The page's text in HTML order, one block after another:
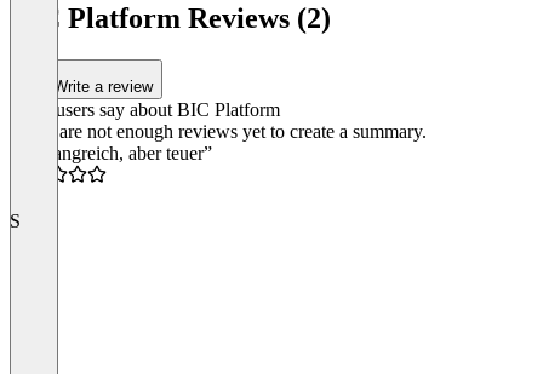
BIC Platform Reviews (2)
Write a review
What users say about BIC Platform
There are not enough reviews yet to create a summary.
“Umfangreich, aber teuer”
S